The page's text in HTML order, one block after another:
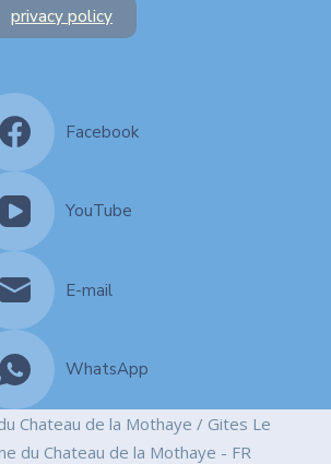
privacy policy
Facebook
YouTube
E-mail
WhatsApp
Chateau de la Mothaye / Gites Le
du Chateau de la Mothaye - FR